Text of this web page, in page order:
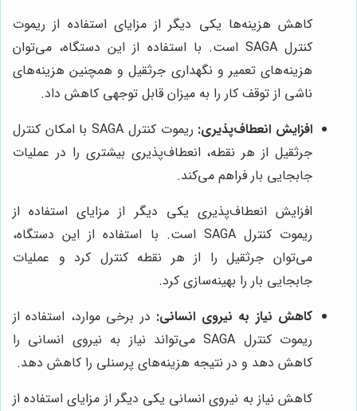
کاهش هزینه‌ها یکی دیگر از مزایای استفاده از ریموت
کنترل SAGA است. با استفاده از این دستگاه، می‌توان
هزینه‌های تعمیر و نگهداری جرثقیل و همچنین هزینه‌های
ناشی از توقف کار را به میزان قابل توجهی کاهش داد.
افزایش انعطاف‌پذیری:
ریموت کنترل SAGA با امکان کنترل
جرثقیل از هر نقطه، انعطاف‌پذیری بیشتری را در عملیات
جابجایی بار فراهم می‌کند.
افزایش انعطاف‌پذیری یکی دیگر از مزایای استفاده از
ریموت کنترل SAGA است. با استفاده از این دستگاه،
می‌توان جرثقیل را از هر نقطه کنترل کرد و عملیات
جابجایی بار را بهینه‌سازی کرد.
کاهش نیاز به نیروی انسانی: در برخی موارد، استفاده از
ریموت کنترل SAGA می‌تواند نیاز به نیروی انسانی را
کاهش دهد و در نتیجه هزینه‌های پرسنلی را کاهش دهد.
کاهش نیاز به نیروی انسانی یکی دیگر از مزایای استفاده از